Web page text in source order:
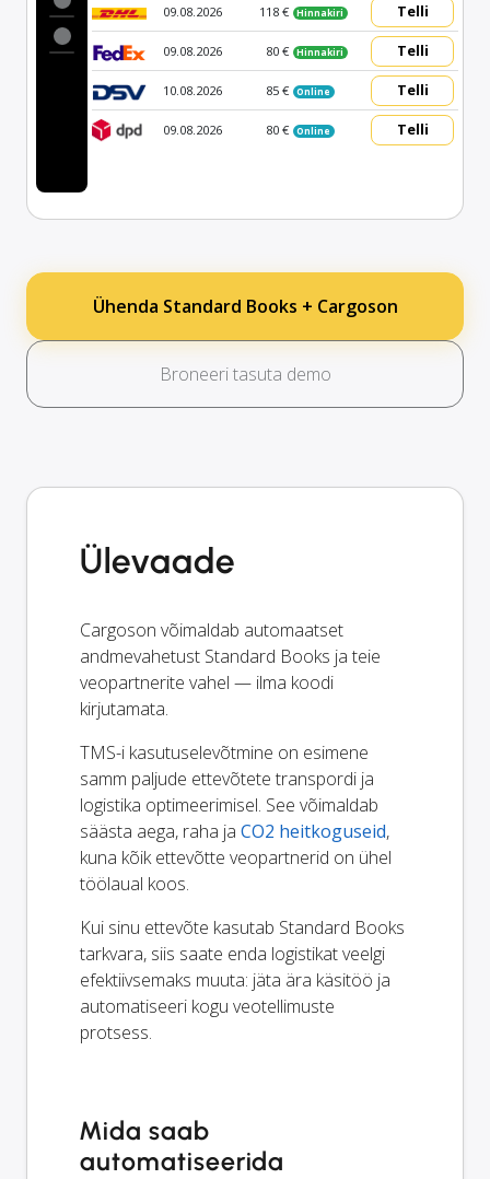
09.08.2026 118 € Hinnakiri Telli
09.08.2026 80 € Hinnakiri Telli
10.08.2026 85 € Online Telli
09.08.2026 80 € Online Telli
Ühenda Standard Books + Cargoson
Broneeri tasuta demo
Ülevaade
Cargoson võimaldab automaatset
andmevahetust Standard Books ja teie
veopartnerite vahel — ilma koodi
kirjutamata.
TMS-i kasutuselevõtmine on esimene
samm paljude ettevõtete transpordi ja
logistika optimeerimisel. See võimaldab
säästa aega, raha ja CO2 heitkoguseid,
kuna kõik ettevõtte veopartnerid on ühel
töölaual koos.
Kui sinu ettevõte kasutab Standard Books
tarkvara, siis saate enda logistikat veelgi
efektiivsemaks muuta: jäta ära käsitöö ja
automatiseeri kogu veotellimuste
protsess.
Mida saab
automatiseerida